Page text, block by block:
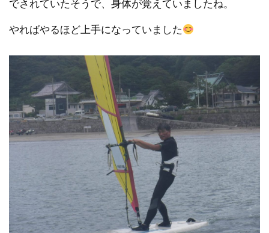
やればやるほど上手になっていました